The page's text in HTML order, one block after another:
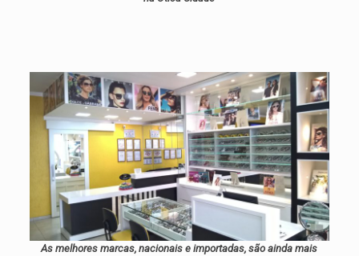
As melhores marcas, nacionais e importadas, são ainda mais